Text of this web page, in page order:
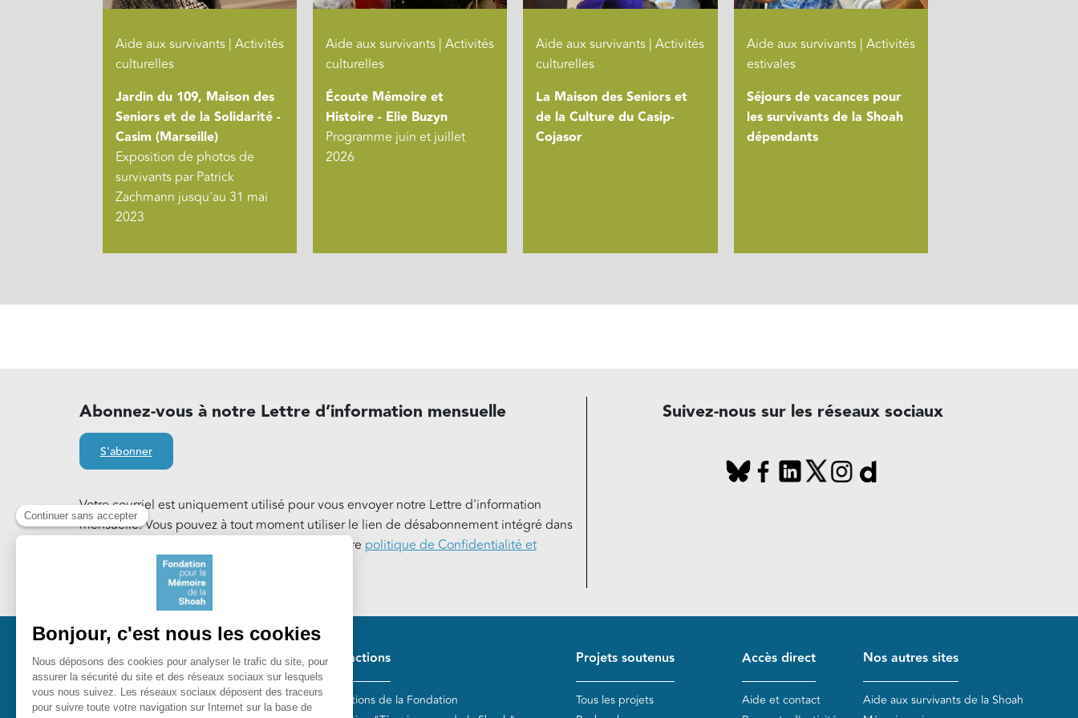
Aide aux survivants | Activités
culturelles
Jardin du 109, Maison des
Seniors et de la Solidarité -
Casim (Marseille)
Exposition de photos de
survivants par Patrick
Zachmann jusqu'au 31 mai
2023
Aide aux survivants | Activités
culturelles
Écoute Mémoire et
Histoire - Elie Buzyn
Programme juin et juillet
2026
Aide aux survivants | Activités
culturelles
La Maison des Seniors et
de la Culture du Casip-
Cojasor
Aide aux survivants | Activités
estivales
Séjours de vacances pour
les survivants de la Shoah
dépendants
Abonnez-vous à notre Lettre d’information mensuelle
S'abonner
Votre courriel est uniquement utilisé pour vous envoyer notre Lettre d'information
mensuelle. Vous pouvez à tout moment utiliser le lien de désabonnement intégré dans
notre Lettre d'information. En savoir plus sur notre politique de Confidentialité et
Suivez-nous sur les réseaux sociaux
Fondation pour la Mémoire de la
Pied de page
Nos actions
Les actions de la Fondation
Projets soutenus
Tous les projets
Accès direct
Aide et contact
Nos autres sites
Aide aux survivants de la Shoah